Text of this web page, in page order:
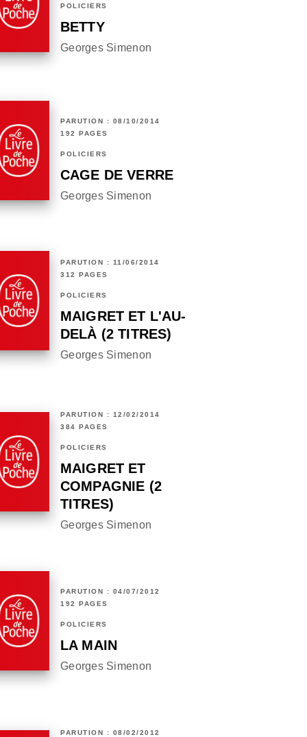
POLICIERS
BETTY
Georges Simenon
PARUTION : 08/10/2014
192 PAGES
POLICIERS
CAGE DE VERRE
Georges Simenon
PARUTION : 11/06/2014
312 PAGES
POLICIERS
MAIGRET ET L'AU-
DELÀ (2 TITRES)
Georges Simenon
PARUTION : 12/02/2014
384 PAGES
POLICIERS
MAIGRET ET
COMPAGNIE (2
TITRES)
Georges Simenon
PARUTION : 04/07/2012
192 PAGES
POLICIERS
LA MAIN
Georges Simenon
PARUTION : 08/02/2012